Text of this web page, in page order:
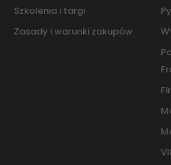
Szkolenia i targi
Zasady i warunki zakupów